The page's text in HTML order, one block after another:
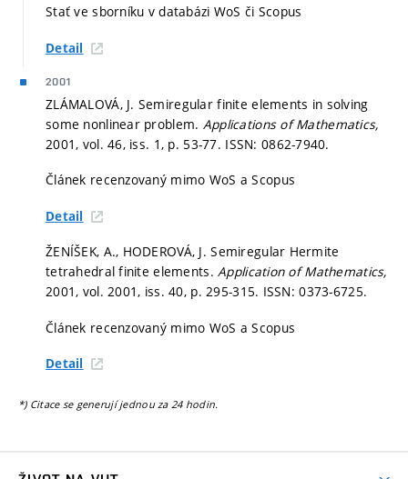
Stať ve sborníku v databázi WoS či Scopus
Detail
2001
ZLÁMALOVÁ, J. Semiregular finite elements in solving
some nonlinear problem. Applications of Mathematics,
2001, vol. 46, iss. 1, p. 53-77. ISSN: 0862-7940.
Článek recenzovaný mimo WoS a Scopus
Detail
ŽENÍŠEK, A., HODEROVÁ, J. Semiregular Hermite
tetrahedral finite elements.Application of Mathematics,
2001, vol. 2001, iss. 40, p. 295-315. ISSN: 0373-6725.
Článek recenzovaný mimo WoS a Scopus
Detail
*) Citace se generují jednou za 24 hodin.